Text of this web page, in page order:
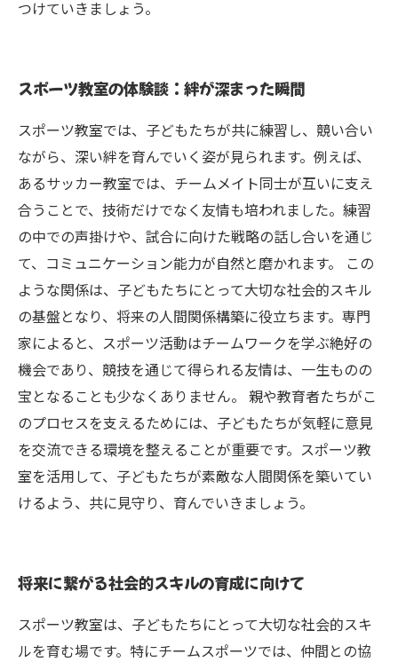
つけていきましょう。
スポーツ教室の体験談：絆が深まった瞬間
スポーツ教室では、子どもたちが共に練習し、競い合い
ながら、深い絆を育んでいく姿が見られます。例えば、
あるサッカー教室では、チームメイト同士が互いに支え
合うことで、技術だけでなく友情も培われました。練習
の中での声掛けや、試合に向けた戦略の話し合いを通じ
て、コミュニケーション能力が自然と磨かれます。 この
ような関係は、子どもたちにとって大切な社会的スキル
の基盤となり、将来の人間関係構築に役立ちます。専門
家によると、スポーツ活動はチームワークを学ぶ絶好の
機会であり、競技を通じて得られる友情は、一生ものの
宝となることも少なくありません。 親や教育者たちがこ
のプロセスを支えるためには、子どもたちが気軽に意見
を交流できる環境を整えることが重要です。スポーツ教
室を活用して、子どもたちが素敵な人間関係を築いてい
けるよう、共に見守り、育んでいきましょう。
将来に繋がる社会的スキルの育成に向けて
スポーツ教室は、子どもたちにとって大切な社会的スキ
ルを育む場です。特にチームスポーツでは、仲間との協